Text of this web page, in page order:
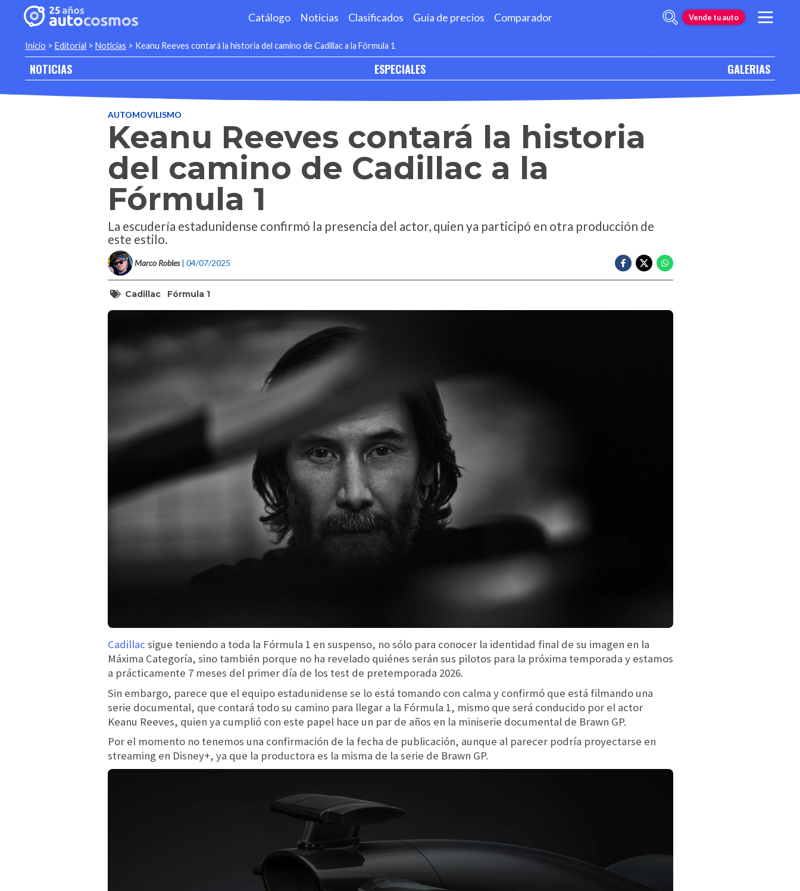
Catálogo Noticias Clasificados Guía de precios Comparador Vende tu auto
Inicio > Editorial > Noticias > Keanu Reeves contará la historia del camino de Cadillac a la Fórmula 1
NOTICIAS ESPECIALES GALERIAS
AUTOMOVILISMO
Keanu Reeves contará la historia
del camino de Cadillac a la
Fórmula 1
La escudería estadunidense confirmó la presencia del actor, quien ya participó en otra producción de
este estilo.
Marco Robles | 04/07/2025
Cadillac Fórmula 1
Cadillac sigue teniendo a toda la Fórmula 1 en suspenso, no sólo para conocer la identidad final de su imagen en la
Máxima Categoría, sino también porque no ha revelado quiénes serán sus pilotos para la próxima temporada y estamos
a prácticamente 7 meses del primer día de los test de pretemporada 2026.
Sin embargo, parece que el equipo estadunidense se lo está tomando con calma y confirmó que está filmando una
serie documental, que contará todo su camino para llegar a la Fórmula 1, mismo que será conducido por el actor
Keanu Reeves, quien ya cumplió con este papel hace un par de años en la miniserie documental de Brawn GP.
Por el momento no tenemos una confirmación de la fecha de publicación, aunque al parecer podría proyectarse en
streaming en Disney+, ya que la productora es la misma de la serie de Brawn GP.